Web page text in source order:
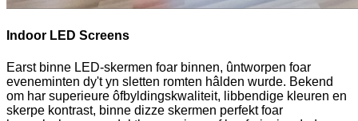
Indoor LED Screens
Earst binne LED-skermen foar binnen, ûntworpen foar
eveneminten dy't yn sletten romten hâlden wurde. Bekend
om har superieure ôfbyldingskwaliteit, libbendige kleuren en
skerpe kontrast, binne dizze skermen perfekt foar